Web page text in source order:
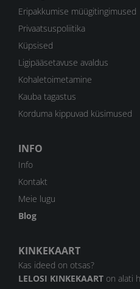
Eripakkumise müügitingimused
Privaatsuspoliitika
Küpsised
Ligipääsetavuse avaldus
Kohaletoimetamine
Kauba tagastus
Korduma kippuvad küsimused
INFO
Info
Kontakt
Meie lugu
Blog
KINKEKAART
Kas ideed on otsas?
LELOSI KINKEKAART on alati